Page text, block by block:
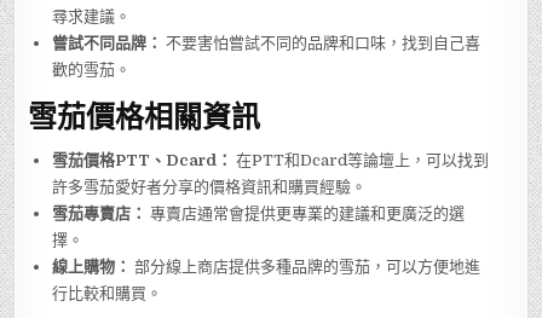
尋求建議。
嘗試不同品牌： 不要害怕嘗試不同的品牌和口味，找到自己喜
歡的雪茄。
雪茄價格相關資訊
雪茄價格PTT、Dcard： 在PTT和Dcard等論壇上，可以找到
許多雪茄愛好者分享的價格資訊和購買經驗。
雪茄專賣店： 專賣店通常會提供更專業的建議和更廣泛的選
擇。
線上購物： 部分線上商店提供多種品牌的雪茄，可以方便地進
行比較和購買。